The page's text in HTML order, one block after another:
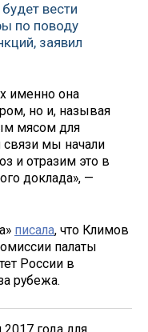
вести
по поводу
заявил
именно она
но и, называя
мясом для
мы начали
и отразим это в
доклада», —
писала, что Климов
палаты
России в
рубежа.
года для